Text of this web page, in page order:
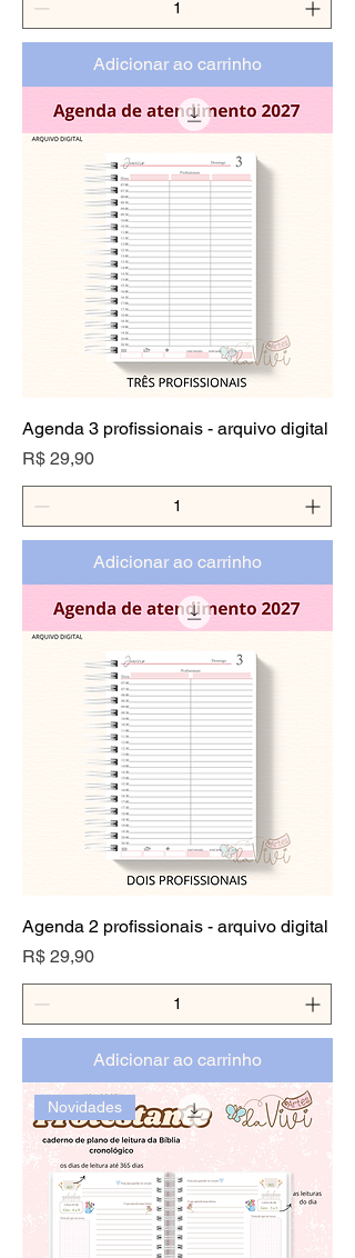
Adicionar ao carrinho
Agenda 3 profissionais - arquivo digital
Preço
R$ 29,90
Adicionar ao carrinho
Agenda 2 profissionais - arquivo digital
Preço
R$ 29,90
Adicionar ao carrinho
Novidades